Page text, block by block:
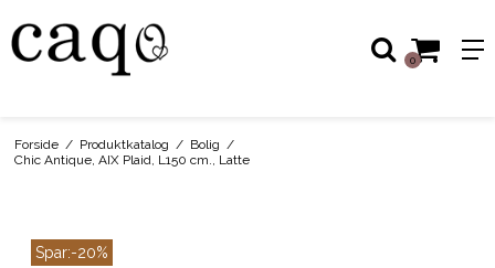
0
Forside / Produktkatalog / Bolig /
Chic Antique, AIX Plaid, L150 cm., Latte
Spar:-20%